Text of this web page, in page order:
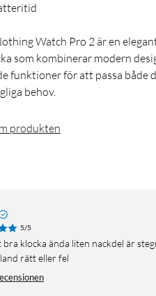
Watch Pro 2 är en
som kombinerar modern
funktioner för att passa både
behov.
produkten
5/5
rätt eller fel